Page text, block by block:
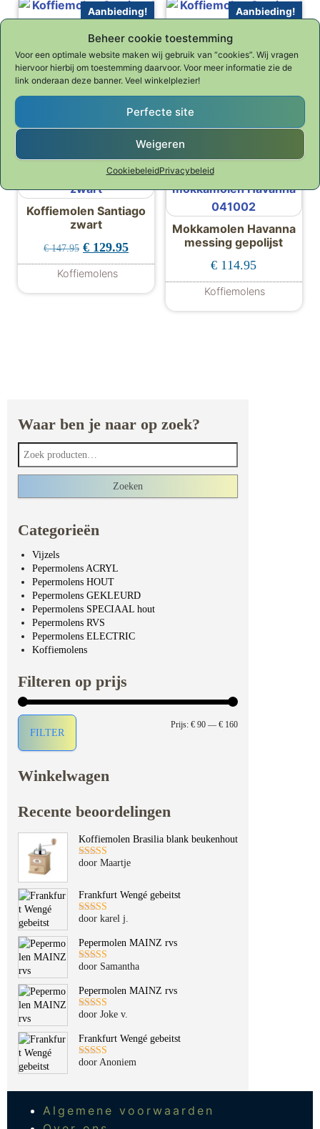
Beheer cookie toestemming
Voor een optimale website maken wij gebruik van “cookies”. Wij vragen
hiervoor hierbij om toestemming daarvoor. Voor meer informatie zie de
link onderaan deze banner. Veel winkelplezier!
Perfecte site
Weigeren
CookiebeleidPrivacybeleid
Aanbieding!
Koffiemolen Santiago
150 Gold
€147.95 Oorspronkelijke prijs was: € 147.95.
€129.95Huidige prijs is: € 129.95.
Aanbieding!
Koffiemolen Santiago
beuken
€147.95
Aanbieding!
Koffiemolen Santiago
zwart
€147.95 Oorspronkelijke prijs was: € 147.95.
€ 129.95Huidige prijs is: € 129.95.
Koffiemolens
Mokkamolen Havanna
messing gepolijst
€ 114.95
Koffiemolens
Waar ben je naar op zoek?
Zoeken
Categorieën
Vijzels
Pepermolens ACRYL
Pepermolens HOUT
Pepermolens GEKLEURD
Pepermolens SPECIAAL hout
Pepermolens RVS
Pepermolens ELECTRIC
Koffiemolens
Filteren op prijs
Min. prijs
Max. prijs
FILTER
Prijs: € 90 — € 160
Winkelwagen
Recente beoordelingen
Koffiemolen Brasilia blank beukenhout
Gewaardeerd
door Maartje
Frankfurt Wengé gebeitst
Gewaardeerd
door karel j.
Pepermolen MAINZ rvs
Gewaardeerd
door Samantha
Pepermolen MAINZ rvs
Gewaardeerd
door Joke v.
Frankfurt Wengé gebeitst
Gewaardeerd
door Anoniem
Algemene voorwaarden